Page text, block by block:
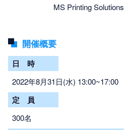
MS Printing Solutions
開催概要
日 時
2022年8月31日(水) 13:00~17:00
定 員
300名